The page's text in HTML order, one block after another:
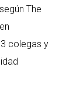
The
colegas y